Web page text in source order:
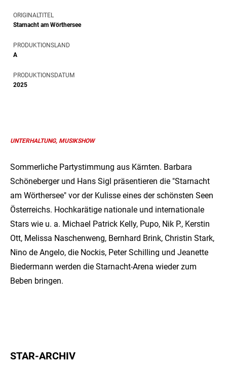
ORIGINALTITEL
Starnacht am Wörthersee
PRODUKTIONSLAND
A
PRODUKTIONSDATUM
2025
UNTERHALTUNG, MUSIKSHOW
Sommerliche Partystimmung aus Kärnten. Barbara
Schöneberger und Hans Sigl präsentieren die "Starnacht
am Wörthersee" vor der Kulisse eines der schönsten Seen
Österreichs. Hochkarätige nationale und internationale
Stars wie u. a. Michael Patrick Kelly, Pupo, Nik P., Kerstin
Ott, Melissa Naschenweng, Bernhard Brink, Christin Stark,
Nino de Angelo, die Nockis, Peter Schilling und Jeanette
Biedermann werden die Starnacht-Arena wieder zum
Beben bringen.
STAR-ARCHIV